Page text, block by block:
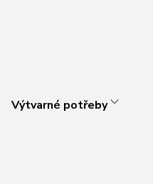
Výtvarné potřeby